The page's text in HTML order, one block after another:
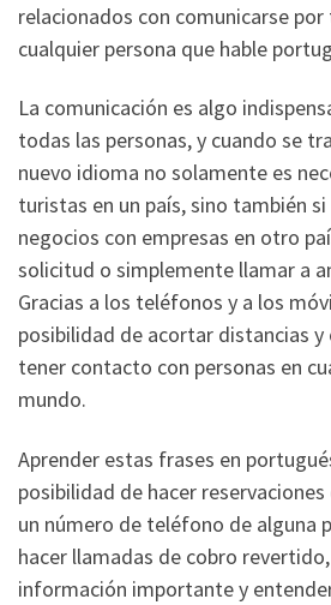
relacionados con comunicarse
cualquier persona que hable
La comunicación es algo
todas las personas, y cuando se
nuevo idioma no solamente es
turistas en un país, sino también si
negocios con empresas en otro
solicitud o simplemente llamar a
Gracias a los teléfonos y a los
posibilidad de acortar distancias y
tener contacto con personas en
mundo.
Aprender estas frases en
posibilidad de hacer
un número de teléfono de alguna
hacer llamadas de cobro
información importante y